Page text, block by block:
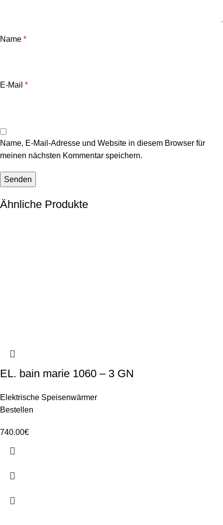
Name *
E-Mail *
Name, E-Mail-Adresse und Website in diesem Browser für
meinen nächsten Kommentar speichern.
Ähnliche Produkte
EL. bain marie 1060 – 3 GN
Elektrische Speisenwärmer
Bestellen
740.00€